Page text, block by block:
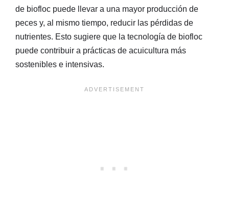
de biofloc puede llevar a una mayor producción de
peces y, al mismo tiempo, reducir las pérdidas de
nutrientes. Esto sugiere que la tecnología de biofloc
puede contribuir a prácticas de acuicultura más
sostenibles e intensivas.